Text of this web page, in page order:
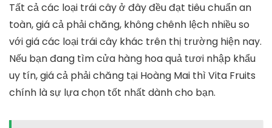
Tất cả các loại trái cây ở đây đều đạt tiêu chuẩn an
toàn, giá cả phải chăng, không chênh lệch nhiều so
với giá các loại trái cây khác trên thị trường hiện nay.
Nếu bạn đang tìm cửa hàng hoa quả tươi nhập khẩu
uy tín, giá cả phải chăng tại Hoàng Mai thì Vita Fruits
chính là sự lựa chọn tốt nhất dành cho bạn.